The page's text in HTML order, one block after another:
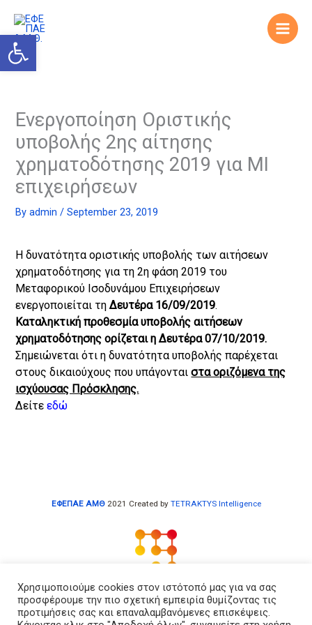
Open toolbar
content
Ενεργοποίηση Οριστικής
υποβολής 2ης αίτησης
χρηματοδότησης 2019 για ΜΙ
επιχειρήσεων
Byadmin/September 23, 2019
Η δυνατότητα οριστικής υποβολής των αιτήσεων
χρηματοδότησης για τη 2η φάση 2019 του
Μεταφορικού Ισοδυνάμου Επιχειρήσεων
ενεργοποιείται τηΔευτέρα 16/09/2019.
Καταληκτική προθεσμία υποβολής αιτήσεων
χρηματοδότησης ορίζεται η Δευτέρα 07/10/2019.
Σημειώνεται ότι η δυνατότητα υποβολής παρέχεται
στους δικαιούχους που υπάγονταιστα οριζόμενα της
ισχύουσας Πρόσκλησης.
Δείτεεδώ
ΕΦΕΠΑΕ ΑΜΘ 2021 Created by TETRAKTYS Intelligence
Αρχική
Χρησιμοποιούμε cookies στον ιστότοπό μας για να σας
προσφέρουμε την πιο σχετική εμπειρία θυμίζοντας τις
προτιμήσεις σας και επαναλαμβανόμενες επισκέψεις.